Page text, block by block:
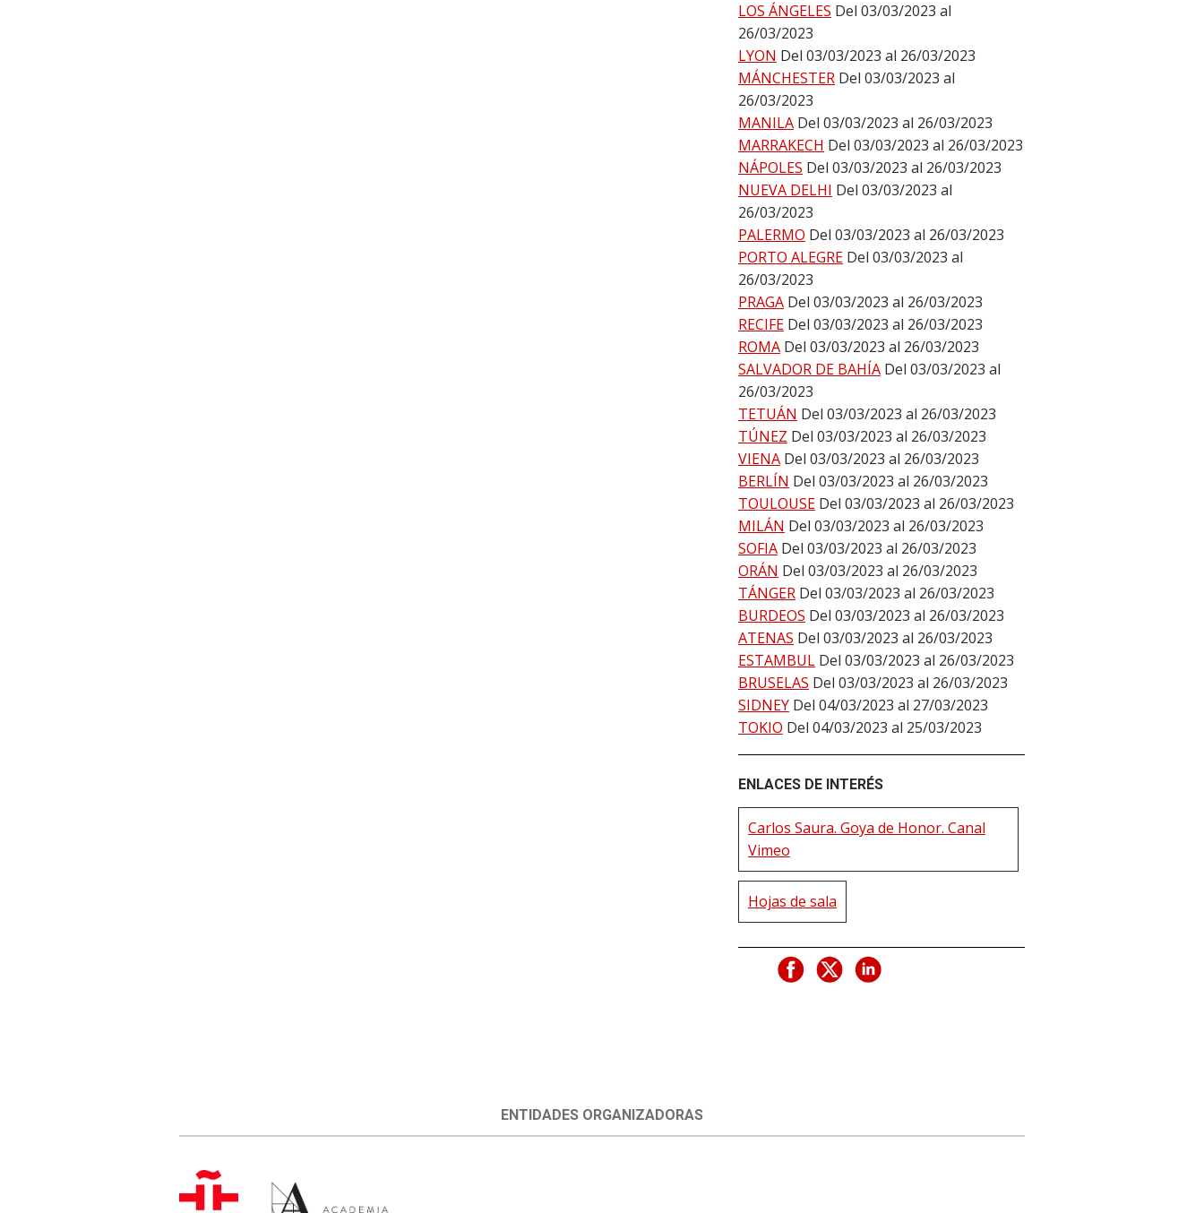
LOS ÁNGELES Del 03/03/2023 al
26/03/2023
LYON Del 03/03/2023 al 26/03/2023
MÁNCHESTER Del 03/03/2023 al
26/03/2023
MANILA Del 03/03/2023 al 26/03/2023
MARRAKECH Del 03/03/2023 al 26/03/2023
NÁPOLES Del 03/03/2023 al 26/03/2023
NUEVA DELHI Del 03/03/2023 al
26/03/2023
PALERMO Del 03/03/2023 al 26/03/2023
PORTO ALEGRE Del 03/03/2023 al
26/03/2023
PRAGA Del 03/03/2023 al 26/03/2023
RECIFE Del 03/03/2023 al 26/03/2023
ROMA Del 03/03/2023 al 26/03/2023
SALVADOR DE BAHÍA Del 03/03/2023 al
26/03/2023
TETUÁN Del 03/03/2023 al 26/03/2023
TÚNEZ Del 03/03/2023 al 26/03/2023
VIENA Del 03/03/2023 al 26/03/2023
BERLÍN Del 03/03/2023 al 26/03/2023
TOULOUSE Del 03/03/2023 al 26/03/2023
MILÁN Del 03/03/2023 al 26/03/2023
SOFIA Del 03/03/2023 al 26/03/2023
ORÁN Del 03/03/2023 al 26/03/2023
TÁNGER Del 03/03/2023 al 26/03/2023
BURDEOS Del 03/03/2023 al 26/03/2023
ATENAS Del 03/03/2023 al 26/03/2023
ESTAMBUL Del 03/03/2023 al 26/03/2023
BRUSELAS Del 03/03/2023 al 26/03/2023
SIDNEY Del 04/03/2023 al 27/03/2023
TOKIO Del 04/03/2023 al 25/03/2023
ENLACES DE INTERÉS
Carlos Saura. Goya de Honor. Canal
Vimeo
Hojas de sala
ENTIDADES ORGANIZADORAS